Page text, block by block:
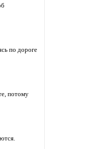
по дороге
потому